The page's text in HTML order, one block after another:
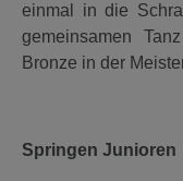
einmal in die
gemeinsamen
Bronze in der
Springen Junioren